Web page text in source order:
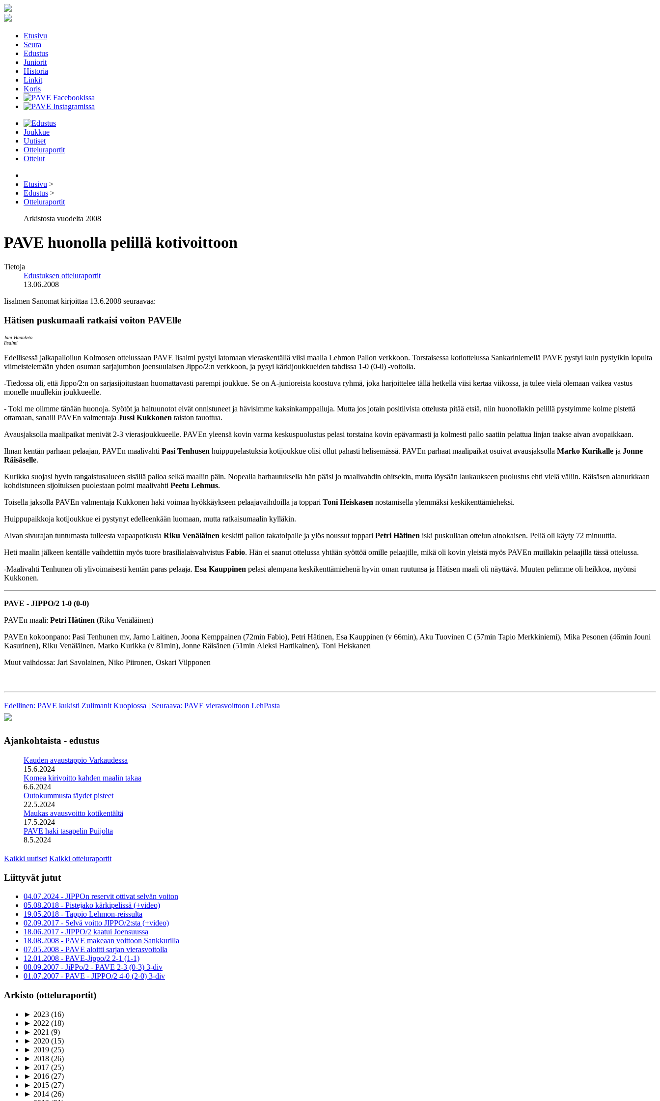
Etusivu
Seura
Edustus
Juniorit
Historia
Linkit
Koris
Joukkue
Uutiset
Otteluraportit
Ottelut
Etusivu >
Edustus >
Otteluraportit
Arkistosta vuodelta 2008
PAVE huonolla pelillä kotivoittoon
Tietoja
Edustuksen otteluraportit
13.06.2008
Iisalmen Sanomat kirjoittaa 13.6.2008 seuraavaa:
Hätisen puskumaali ratkaisi voiton PAVElle
Jani Haanketo
Iisalmi
Edellisessä jalkapalloilun Kolmosen ottelussaan PAVE Iisalmi pystyi latomaan vieraskentällä viisi maalia Lehmon Pallon verkkoon. Torstaisessa kotiottelussa Sankariniemellä PAVE pystyi kuin pystyikin lopulta
viimeistelemään yhden osuman sarjajumbon joensuulaisen Jippo/2:n verkkoon, ja pysyi kärkijoukkueiden tahdissa 1-0 (0-0) -voitolla.
-Tiedossa oli, että Jippo/2:n on sarjasijoitustaan huomattavasti parempi joukkue. Se on A-junioreista koostuva ryhmä, joka harjoittelee tällä hetkellä viisi kertaa viikossa, ja tulee vielä olemaan vaikea vastus
monelle muullekin joukkueelle.
- Toki me olimme tänään huonoja. Syötöt ja haltuunotot eivät onnistuneet ja hävisimme kaksinkamppailuja. Mutta jos jotain positiivista ottelusta pitää etsiä, niin huonollakin pelillä pystyimme kolme pistettä
ottamaan, sanaili PAVEn valmentaja Jussi Kukkonen taiston tauottua.
Avausjaksolla maalipaikat menivät 2-3 vierasjoukkueelle. PAVEn yleensä kovin varma keskuspuolustus pelasi torstaina kovin epävarmasti ja kolmesti pallo saatiin pelattua linjan taakse aivan avopaikkaan.
Ilman kentän parhaan pelaajan, PAVEn maalivahti Pasi Tenhusen huippupelastuksia kotijoukkue olisi ollut pahasti helisemässä. PAVEn parhaat maalipaikat osuivat avausjaksolla Marko Kurikalle ja Jonne
Räisäselle.
Kurikka suojasi hyvin rangaistusalueen sisällä palloa selkä maaliin päin. Nopealla harhautuksella hän pääsi jo maalivahdin ohitsekin, mutta löysään laukaukseen puolustus ehti vielä väliin. Räisäsen alanurkkaan
kohdistuneen sijoituksen puolestaan poimi maalivahti Peetu Lehmus.
Toisella jaksolla PAVEn valmentaja Kukkonen haki voimaa hyökkäykseen pelaajavaihdoilla ja toppari Toni Heiskasen nostamisella ylemmäksi keskikenttämieheksi.
Huippupaikkoja kotijoukkue ei pystynyt edelleenkään luomaan, mutta ratkaisumaalin kylläkin.
Aivan sivurajan tuntumasta tulleesta vapaapotkusta Riku Venäläinen keskitti pallon takatolpalle ja ylös noussut toppari Petri Hätinen iski puskullaan ottelun ainokaisen. Peliä oli käyty 72 minuuttia.
Heti maalin jälkeen kentälle vaihdettiin myös tuore brasilialaisvahvistus Fabio. Hän ei saanut ottelussa yhtään syöttöä omille pelaajille, mikä oli kovin yleistä myös PAVEn muillakin pelaajilla tässä ottelussa.
-Maalivahti Tenhunen oli ylivoimaisesti kentän paras pelaaja. Esa Kauppinen pelasi alempana keskikenttämiehenä hyvin oman ruutunsa ja Hätisen maali oli näyttävä. Muuten pelimme oli heikkoa, myönsi
Kukkonen.
PAVE - JIPPO/2 1-0 (0-0)
PAVEn maali: Petri Hätinen (Riku Venäläinen)
PAVEn kokoonpano: Pasi Tenhunen mv, Jarno Laitinen, Joona Kemppainen (72min Fabio), Petri Hätinen, Esa Kauppinen (v 66min), Aku Tuovinen C (57min Tapio Merkkiniemi), Mika Pesonen (46min Jouni
Kasurinen), Riku Venäläinen, Marko Kurikka (v 81min), Jonne Räisänen (51min Aleksi Hartikainen), Toni Heiskanen
Muut vaihdossa: Jari Savolainen, Niko Piironen, Oskari Vilpponen
Edellinen: PAVE kukisti Zulimanit Kuopiossa | Seuraava: PAVE vierasvoittoon LehPasta
Ajankohtaista - edustus
Kauden avaustappio Varkaudessa
15.6.2024
Komea kirivoitto kahden maalin takaa
6.6.2024
Outokummusta täydet pisteet
22.5.2024
Maukas avausvoitto kotikentältä
17.5.2024
PAVE haki tasapelin Puijolta
8.5.2024
Kaikki uutiset Kaikki otteluraportit
Liittyvät jutut
04.07.2024 - JIPPOn reservit ottivat selvän voiton
05.08.2018 - Pistejako kärkipelissä (+video)
19.05.2018 - Tappio Lehmon-reissulta
02.09.2017 - Selvä voitto JIPPO/2:sta (+video)
18.06.2017 - JIPPO/2 kaatui Joensuussa
18.08.2008 - PAVE makeaan voittoon Sankkurilla
07.05.2008 - PAVE aloitti sarjan vierasvoitolla
12.01.2008 - PAVE-Jippo/2 2-1 (1-1)
08.09.2007 - JiPPo/2 - PAVE 2-3 (0-3) 3-div
01.07.2007 - PAVE - JIPPO/2 4-0 (2-0) 3-div
Arkisto (otteluraportit)
► 2023 (16)
► 2022 (18)
► 2021 (9)
► 2020 (15)
► 2019 (25)
► 2018 (26)
► 2017 (25)
► 2016 (27)
► 2015 (27)
► 2014 (26)